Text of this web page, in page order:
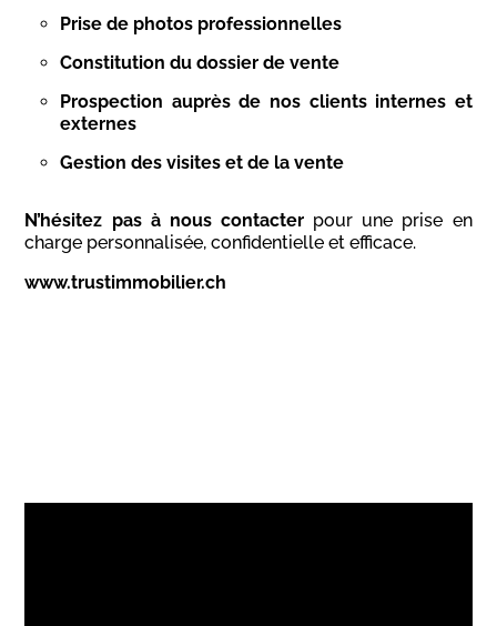
Prise de photos professionnelles
Constitution du dossier de vente
Prospection auprès de nos clients internes et
externes
Gestion des visites et de la vente
N’hésitez pas à nous contacter pour une prise en
charge personnalisée, confidentielle et efficace.
www.trustimmobilier.ch